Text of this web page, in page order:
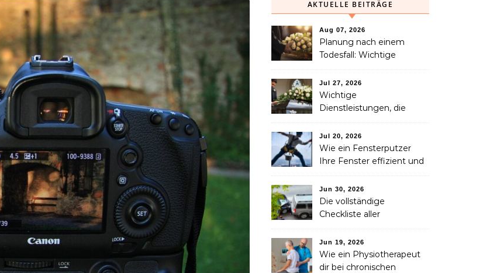
AKTUELLE BEITRÄGE
Aug 07, 2026
Planung nach einem
Todesfall: Wichtige
Familie in Betracht ziehen
sollte
Jul 27, 2026
Wichtige
Dienstleistungen, die
Verlust eines geliebten
Menschen helfen können
Jul 20, 2026
Wie ein Fensterputzer
Ihre Fenster effizient und
Jun 30, 2026
Die vollständige
Checkliste aller
nach einem Unfall
benötigen
Jun 19, 2026
Wie ein Physiotherapeut
dir bei chronischen